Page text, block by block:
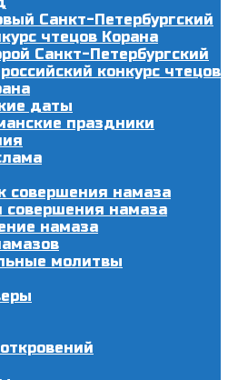
Санкт-Петербургский
чтецов Корана
Санкт-Петербургский
конкурс чтецов
даты
праздники
совершения намаза
совершения намаза
намаза
молитвы